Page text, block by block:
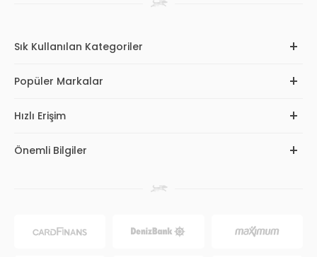
Sık Kullanılan Kategoriler
Popüler Markalar
Hızlı Erişim
Önemli Bilgiler